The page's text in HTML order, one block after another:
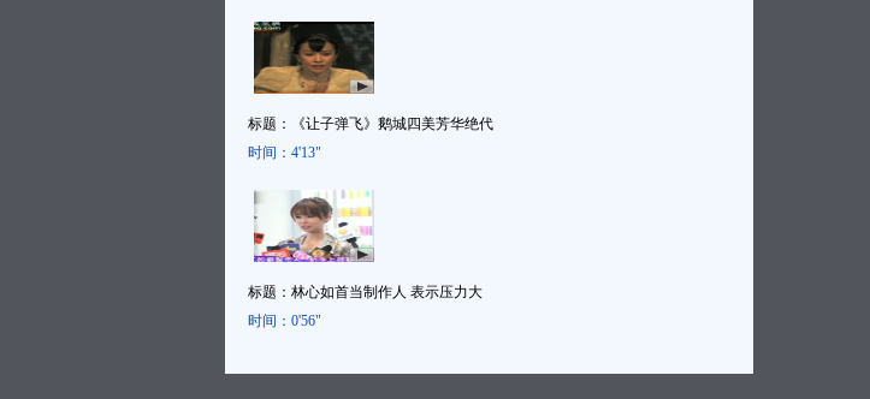
标题：
《让子弹飞》鹅城四美芳华绝代
时间： 4'13"
标题： 林心如首当制作人 表示压力大
时间： 0'56"